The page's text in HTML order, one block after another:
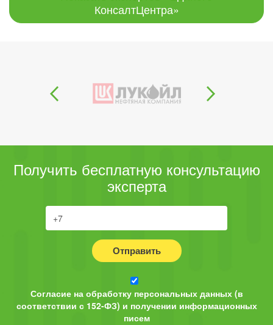
КонсалтЦентра»
Получить бесплатную консультацию
эксперта
Отправить
Согласие на обработку персональных данных (в
соответствии с 152-ФЗ) и получении информационных
писем